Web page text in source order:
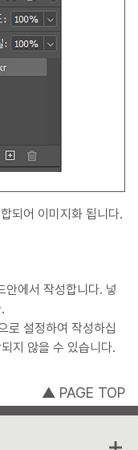
되어 이미지화 됩니다.
안에서 작성합니다. 넣
로 설정하여 작성하십
지 않을 수 있습니다.
▲ PAGE TOP